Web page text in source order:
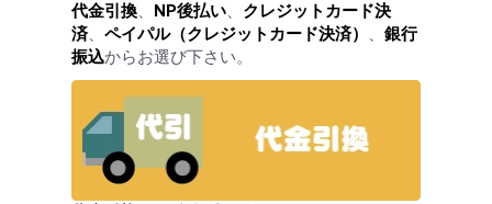
代金引換、 NP後払い、 クレジットカード決
済、 ペイパル（クレジットカード決済） 、 銀行
振込からお選び下さい。